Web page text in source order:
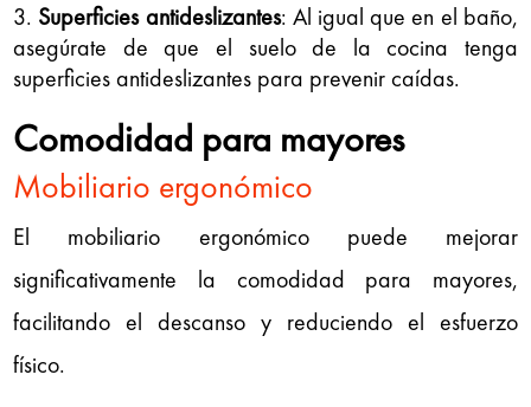
Superficies antideslizantes: Al igual que en el baño,
asegúrate de que el suelo de la cocina tenga
superficies antideslizantes para prevenir caídas.
Comodidad para mayores
Mobiliario ergonómico
El mobiliario ergonómico puede mejorar
significativamente la comodidad para mayores,
facilitando el descanso y reduciendo el esfuerzo
físico.